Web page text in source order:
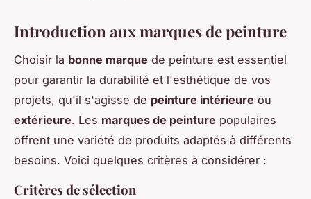
Introduction aux marques de peinture
Choisir la bonne marque de peinture est essentiel
pour garantir la durabilité et l'esthétique de vos
projets, qu'il s'agisse de peinture intérieure ou
extérieure. Les marques de peinture populaires
offrent une variété de produits adaptés à différents
besoins. Voici quelques critères à considérer :
Critères de sélection